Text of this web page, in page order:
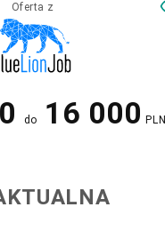
Oferta z
do 16 000 PLN